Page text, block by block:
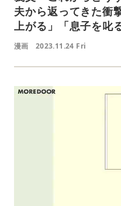
夫から返ってきた衝
上がる」「息子を叱
漫画 2023.11.24 Fri